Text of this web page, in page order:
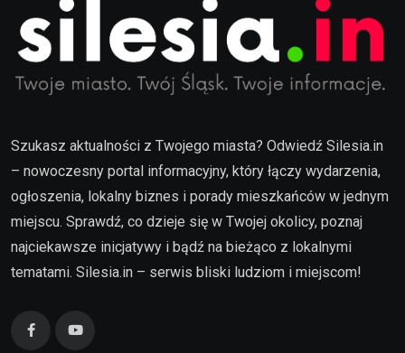
Szukasz aktualności z Twojego miasta? Odwiedź Silesia.in
– nowoczesny portal informacyjny, który łączy wydarzenia,
ogłoszenia, lokalny biznes i porady mieszkańców w jednym
miejscu. Sprawdź, co dzieje się w Twojej okolicy, poznaj
najciekawsze inicjatywy i bądź na bieżąco z lokalnymi
tematami. Silesia.in – serwis bliski ludziom i miejscom!